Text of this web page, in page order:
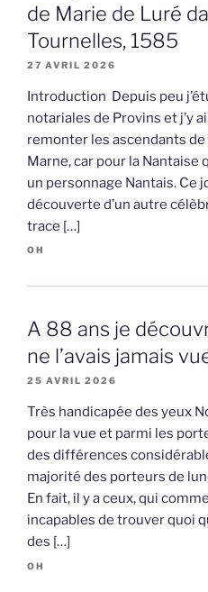
de Marie de Luré
Tournelles, 1585
27 AVRIL 2026
Introduction Depuis peu
notariales de Provins et j’y
remonter les ascendants
Marne, car pour la Nantaise
un personnage Nantais. Ce
découverte d’un autre
trace […]
OH
A 88 ans je
ne l’avais jamais
25 AVRIL 2026
Très handicapée des yeux
pour la vue et parmi les
des différences
majorité des porteurs de
En fait, il y a ceux, qui
incapables de trouver quoi
des […]
OH